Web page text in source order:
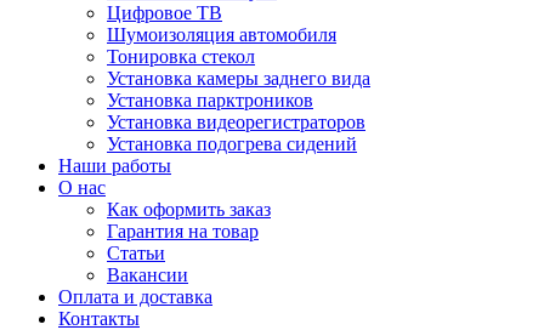
Цифровое ТВ
Шумоизоляция автомобиля
Тонировка стекол
Установка камеры заднего вида
Установка парктроников
Установка видеорегистраторов
Установка подогрева сидений
Наши работы
О нас
Как оформить заказ
Гарантия на товар
Статьи
Вакансии
Оплата и доставка
Контакты